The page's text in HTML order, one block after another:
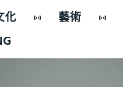
化 藝術